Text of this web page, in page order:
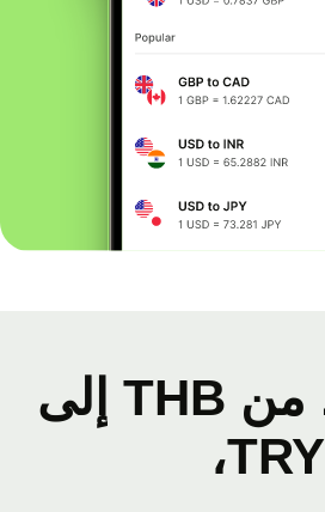
المخطط من THB إلى
TRY،